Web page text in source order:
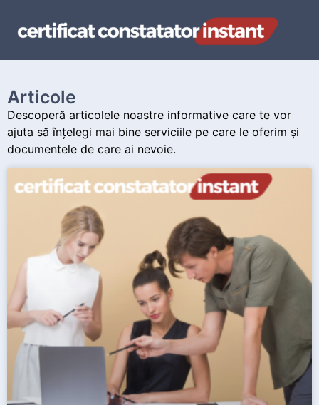
Articole
Descoperă articolele noastre informative care te vor
ajuta să înțelegi mai bine serviciile pe care le oferim și
documentele de care ai nevoie.